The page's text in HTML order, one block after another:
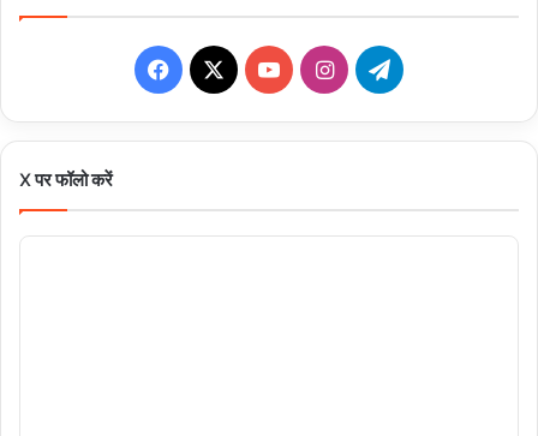
Facebook
X YouTubeInstagramTelegram
X पर फॉलो करें